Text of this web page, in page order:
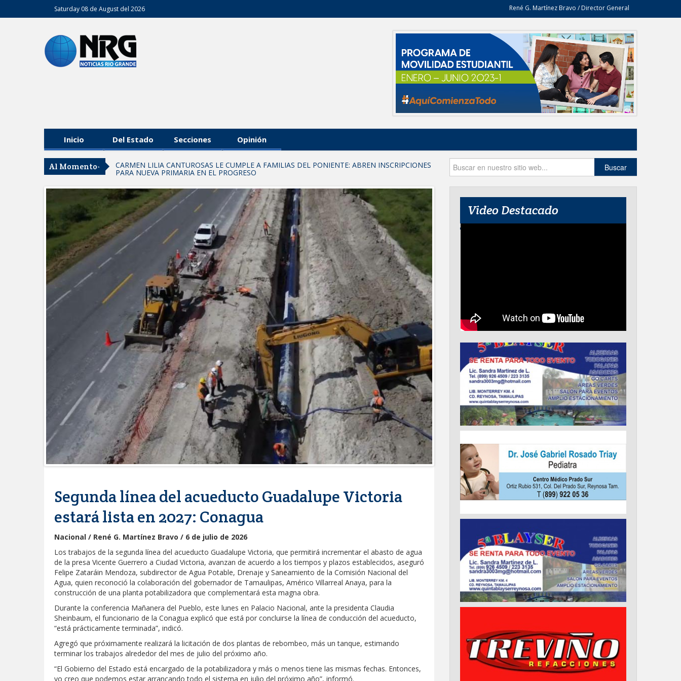
Saturday 08 de August del 2026 René G. Martínez Bravo / Director General
Inicio Del Estado Secciones Opinión
Al Momento- CARMEN LILIA CANTUROSAS LE CUMPLE A FAMILIAS DEL PONIENTE: ABREN INSCRIPCIONES
PARA NUEVA PRIMARIA EN EL PROGRESO
FORTALECE IMJUVE SALUD MENTAL DE JÓVENES CON TERAPIAS PSICOLÓGICAS GRATUITAS
Llama Carlos Peña Ortiz a realizar investigación en tema de la refinería
Coordinan la SST y SET acciones para fortalecer la formación médica y la bioética en Tamaulipas
EXHORTA PROTECCIÓN CIVIL A EXTREMAR PRECAUCIONES ANTE ALTAS TEMPERATURAS
DURANTE EL PERIODO VACACIONAL
"Jefes de Familia", programa de apoyo social municipal para los reynosenses
Supervisa rector Dámaso Anaya nueva sede para la Facultad de Arquitectura de la UAT en
Ciudad Victoria
Agiliza el ITAVU procesos de escrituración para brindar certeza patrimonial a más familias de
Tamaulipas
GOBIERNO MUNICIPAL EXHORTA A PREVENIR ENFERMEDADES DURANTE LA TEMPORADA DE
CALOR
Intensificó Municipio programa de bacheo en cuatro colonias de Reynosa
Respalda la SET acuerdos de la CONAEDU sobre redes sociales y escuelas militarizadas
AVANZAN TRABAJOS DE MODERNIZACIÓN EN AVENIDA REFORMA; GOBIERNO MUNICIPAL
MANTIENE EL RITMO DE LAS OBRAS PRIORITARIAS
Atendió Protección Civil de Reynosa reportes ante lluvias
IMPULSA GESTIÓN AMBIENTAL JORNADA DE MEJORA URBANA EN HACIENDA SAN AGUSTÍN
Asegura alcalde de Reynosa buen funcionamiento de Presa El Águila
GOBIERNO MUNICIPAL Y ESTATAL CELEBRARÁN FERIA DEL EMPLEO EL PRÓXIMO 18 DE
AGOSTO
Logra STPS la generación de empleo con más de 6 mil 900 colocaciones en Tamaulipas
Anunciaron Gobierno Municipal, PROFECO y CANACO: Feria de Regreso a Clases 2026
Lleva gobierno de Reynosa programa "Acción y Conciencia" a colonia Integración Familiar
Buscar
Segunda línea del acueducto Guadalupe Victoria
estará lista en 2027: Conagua
Nacional / René G. Martínez Bravo / 6 de julio de 2026
Los trabajos de la segunda línea del acueducto Guadalupe Victoria, que permitirá incrementar el abasto de agua
de la presa Vicente Guerrero a Ciudad Victoria, avanzan de acuerdo a los tiempos y plazos establecidos, aseguró
Felipe Zataráin Mendoza, subdirector de Agua Potable, Drenaje y Saneamiento de la Comisión Nacional del
Agua, quien reconoció la colaboración del gobernador de Tamaulipas, Américo Villarreal Anaya, para la
construcción de una planta potabilizadora que complementará esta magna obra.
Durante la conferencia Mañanera del Pueblo, este lunes en Palacio Nacional, ante la presidenta Claudia
Sheinbaum, el funcionario de la Conagua explicó que está por concluirse la línea de conducción del acueducto,
“está prácticamente terminada”, indicó.
Agregó que próximamente realizará la licitación de dos plantas de rebombeo, más un tanque, estimando
terminar los trabajos alrededor del mes de julio del próximo año.
“El Gobierno del Estado está encargado de la potabilizadora y más o menos tiene las mismas fechas. Entonces,
yo creo que podemos estar arrancando todo el sistema en julio del próximo año”, informó.
Video Destacado